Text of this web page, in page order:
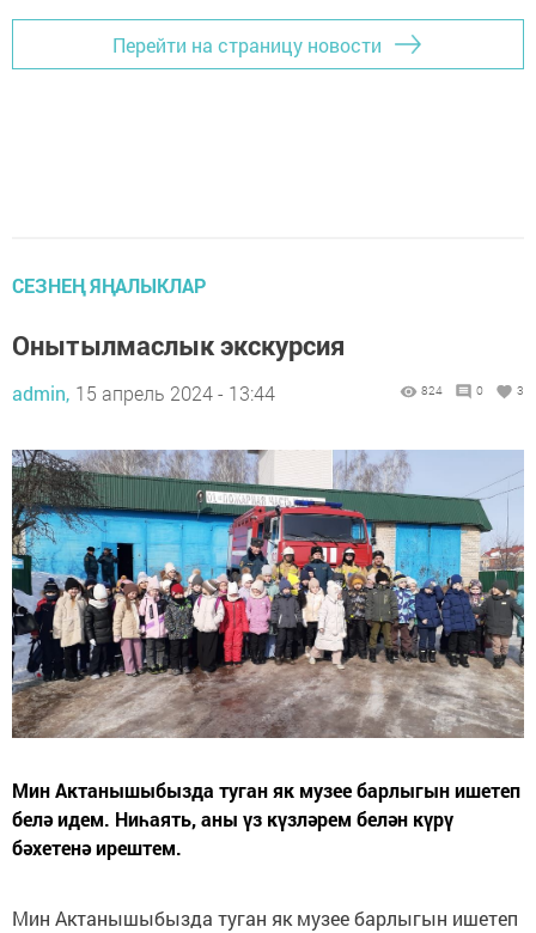
Перейти на страницу новости
СЕЗНЕҢ ЯҢАЛЫКЛАР
Онытылмаслык экскурсия
admin, 15 апрель 2024 - 13:44 824 0 3
Мин Актанышыбызда туган як музее барлыгын ишетеп
белә идем. Ниһаять, аны үз күзләрем белән күрү
бәхетенә ирештем.
Мин Актанышыбызда туган як музее барлыгын ишетеп